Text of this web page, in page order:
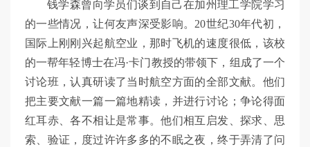
钱学森曾向学员们谈到自己在加州理工学院学习
的一些情况，让何友声深受影响。20世纪30年代初，
国际上刚刚兴起航空业，那时飞机的速度很低，该校
的一帮年轻博士在冯·卡门教授的带领下，组成了一个
讨论班，认真研读了当时航空方面的全部文献。他们
把主要文献一篇一篇地精读，并进行讨论；争论得面
红耳赤、各不相让是常事。他们相互启发、探求、思
索、验证，度过许许多多的不眠之夜，终于弄清了问